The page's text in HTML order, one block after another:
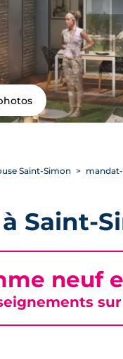
Saint-Simon
à Saint-
neuf